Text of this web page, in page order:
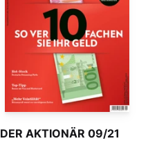
DER AKTIONÄR 09/21